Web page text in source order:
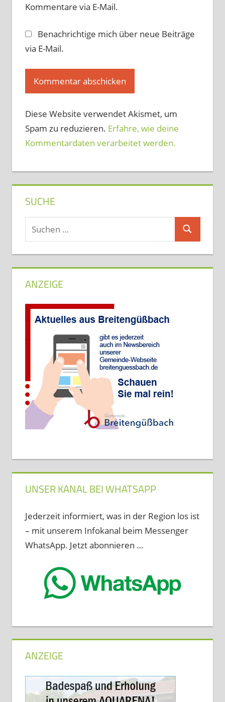
Kommentare via E-Mail.
Benachrichtige mich über neue Beiträge
via E-Mail.
Diese Website verwendet Akismet, um
Spam zu reduzieren. Erfahre, wie deine
Kommentardaten verarbeitet werden.
SUCHE
Suchen
nach:
Suchen
ANZEIGE
UNSER KANAL BEI WHATSAPP
Jederzeit informiert, was in der Region los ist
– mit unserem Infokanal beim Messenger
WhatsApp. Jetzt abonnieren …
ANZEIGE